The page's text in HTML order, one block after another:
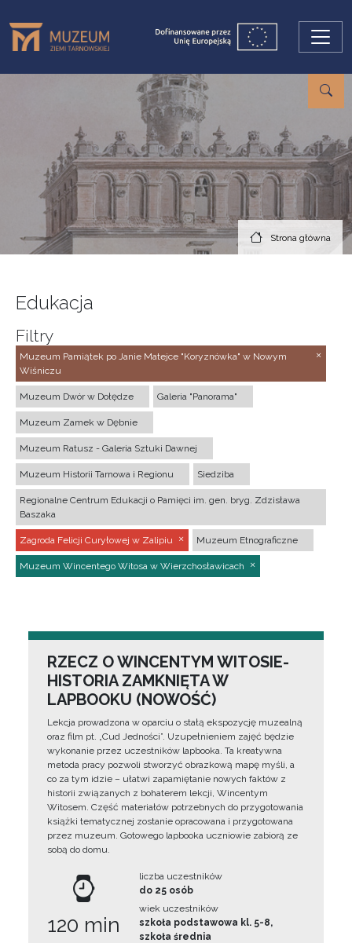
Strona główna
Edukacja
Filtry
Muzeum Pamiątek po Janie Matejce "Koryznówka" w Nowym
Wiśniczu
Muzeum Dwór w Dołędze Galeria "Panorama"
Muzeum Zamek w Dębnie
Muzeum Ratusz - Galeria Sztuki Dawnej
Muzeum Historii Tarnowa i Regionu Siedziba
Regionalne Centrum Edukacji o Pamięci im. gen. bryg. Zdzisława
Baszaka
Zagroda Felicji Curyłowej w Zalipiu Muzeum Etnograficzne
Muzeum Wincentego Witosa w Wierzchosławicach
RZECZ O WINCENTYM WITOSIE-
HISTORIA ZAMKNIĘTA W
LAPBOOKU (NOWOŚĆ)
Lekcja prowadzona w oparciu o stałą ekspozycję muzealną
oraz film pt. „Cud Jedności”. Uzupełnieniem zajęć będzie
wykonanie przez uczestników lapbooka. Ta kreatywna
metoda pracy pozwoli stworzyć obrazkową mapę myśli, a
co za tym idzie – ułatwi zapamiętanie nowych faktów z
historii związanych z bohaterem lekcji, Wincentym
Witosem. Część materiałów potrzebnych do przygotowania
książki tematycznej zostanie opracowana i przygotowana
przez muzeum. Gotowego lapbooka uczniowie zabiorą ze
sobą do domu.
120 min
liczba uczestników
do 25 osób
wiek uczestników
szkoła podstawowa kl. 5-8,
szkoła średnia